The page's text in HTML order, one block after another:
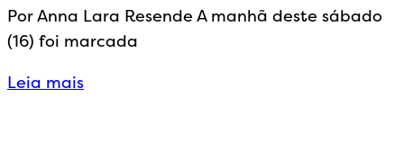
Por Anna Lara Resende A manhã deste sábado
(16) foi marcada
Leia mais